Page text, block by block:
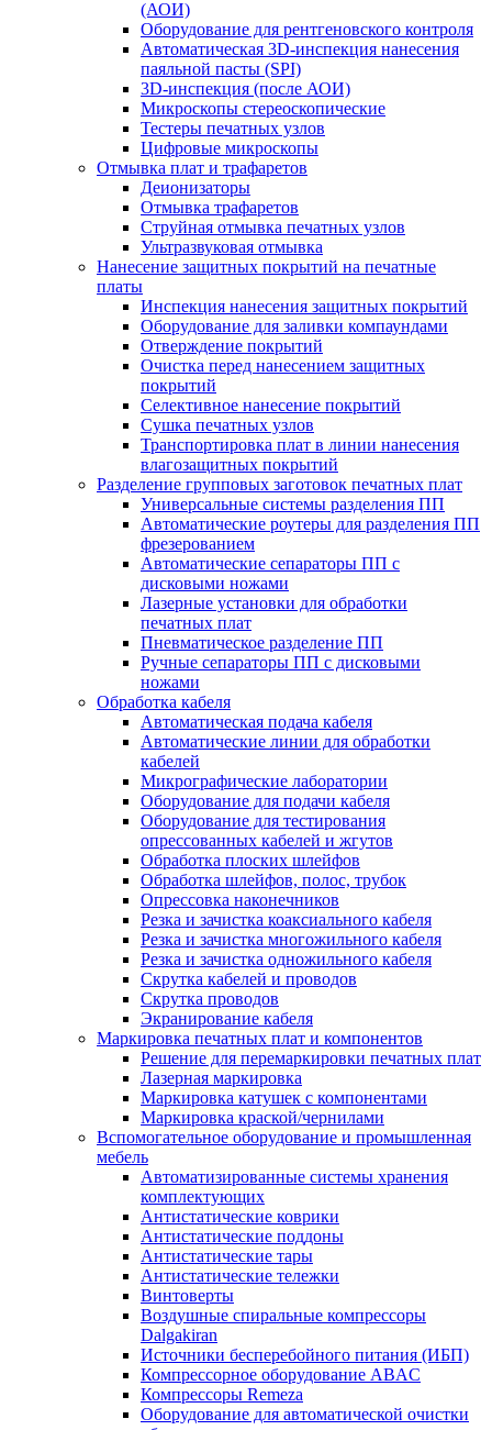
(АОИ)
Оборудование для рентгеновского контроля
Автоматическая 3D-инспекция нанесения
паяльной пасты (SPI)
3D-инспекция (после АОИ)
Микроскопы стереоскопические
Тестеры печатных узлов
Цифровые микроскопы
Отмывка плат и трафаретов
Деионизаторы
Отмывка трафаретов
Струйная отмывка печатных узлов
Ультразвуковая отмывка
Нанесение защитных покрытий на печатные
платы
Инспекция нанесения защитных покрытий
Оборудование для заливки компаундами
Отверждение покрытий
Очистка перед нанесением защитных
покрытий
Селективное нанесение покрытий
Сушка печатных узлов
Транспортировка плат в линии нанесения
влагозащитных покрытий
Разделение групповых заготовок печатных плат
Универсальные системы разделения ПП
Автоматические роутеры для разделения ПП
фрезерованием
Автоматические сепараторы ПП с
дисковыми ножами
Лазерные установки для обработки
печатных плат
Пневматическое разделение ПП
Ручные сепараторы ПП с дисковыми
ножами
Обработка кабеля
Автоматическая подача кабеля
Автоматические линии для обработки
кабелей
Микрографические лаборатории
Оборудование для подачи кабеля
Оборудование для тестирования
опрессованных кабелей и жгутов
Обработка плоских шлейфов
Обработка шлейфов, полос, трубок
Опрессовка наконечников
Резка и зачистка коаксиального кабеля
Резка и зачистка многожильного кабеля
Резка и зачистка одножильного кабеля
Скрутка кабелей и проводов
Скрутка проводов
Экранирование кабеля
Маркировка печатных плат и компонентов
Решение для перемаркировки печатных плат
Лазерная маркировка
Маркировка катушек с компонентами
Маркировка краской/чернилами
Вспомогательное оборудование и промышленная
мебель
Автоматизированные системы хранения
комплектующих
Антистатические коврики
Антистатические поддоны
Антистатические тары
Антистатические тележки
Винтоверты
Воздушные спиральные компрессоры
Dalgakiran
Источники бесперебойного питания (ИБП)
Компрессорное оборудование ABAC
Компрессоры Remeza
Оборудование для автоматической очистки